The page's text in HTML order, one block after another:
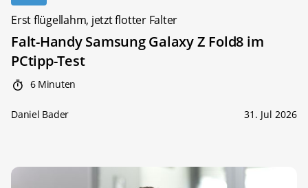
Erst flügellahm, jetzt flotter Falter
Falt-Handy Samsung Galaxy Z Fold8 im
PCtipp-Test
6 Minuten
Daniel Bader 31. Jul 2026